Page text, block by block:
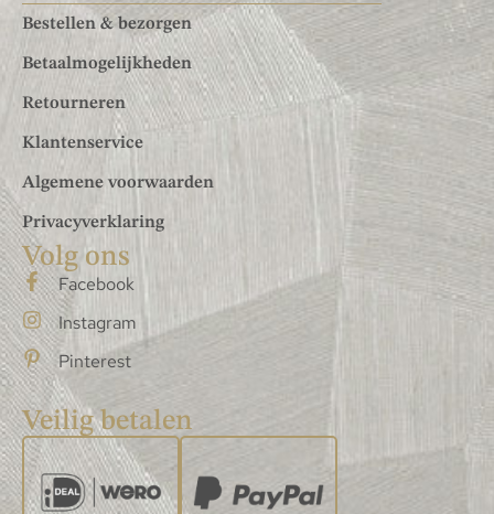
Bestellen & bezorgen
Betaalmogelijkheden
Retourneren
Klantenservice
Algemene voorwaarden
Privacyverklaring
Volg ons
Facebook
Instagram
Pinterest
Veilig betalen